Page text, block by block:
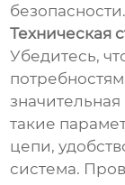
безопасности.
Техническая
Убедитесь,
такие
цепи,
система.